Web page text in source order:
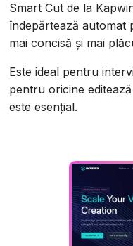
Smart Cut de la
îndepărtează automat
mai concisă și mai
Este ideal pentru
pentru oricine
este esențial.